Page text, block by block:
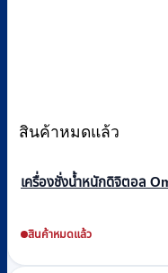
สินค้าหมดแล้ว
เครื่องชั่งน้ำหนักดิจิตอล
สินค้าหมดแล้ว